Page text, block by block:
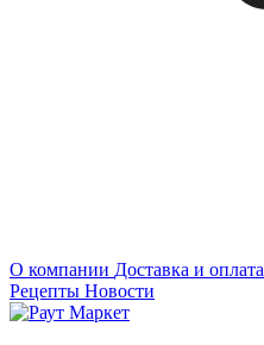
О компании Доставка и оплата
Рецепты Новости